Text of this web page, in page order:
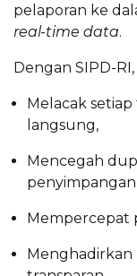
pelaporan ke
real-time data.
Dengan SIPD-
Melacak
langsung,
Mencegah
Mempercepat
Menghadirkan